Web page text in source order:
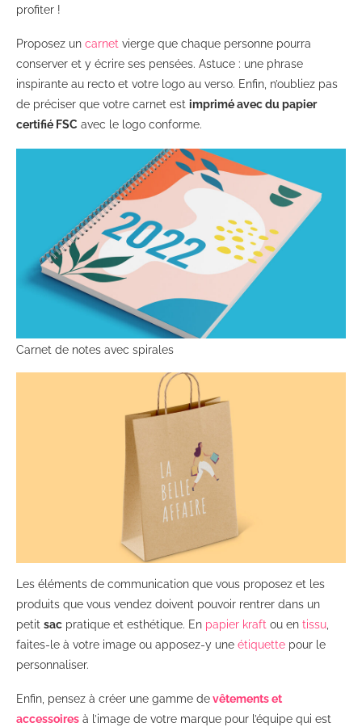
profiter !
Proposez un carnet vierge que chaque personne pourra
conserver et y écrire ses pensées. Astuce : une phrase
inspirante au recto et votre logo au verso. Enfin, n’oubliez pas
de préciser que votre carnet est imprimé avec du papier
certifié FSC avec le logo conforme.
Carnet de notes avec spirales
Les éléments de communication que vous proposez et les
produits que vous vendez doivent pouvoir rentrer dans un
petit sac pratique et esthétique. En papier kraft ou en tissu
faites-le à votre image ou apposez-y une étiquette pour le
personnaliser.
Enfin, pensez à créer une gamme devêtements et
accessoires à l’image de votre marque pour l’équipe qui est